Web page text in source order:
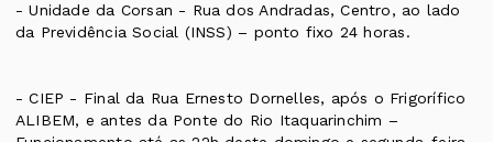
- Unidade da Corsan - Rua dos Andradas, Centro, ao lado
da Previdência Social (INSS) – ponto fixo 24 horas.
- CIEP - Final da Rua Ernesto Dornelles, após o Frigorífico
ALIBEM, e antes da Ponte do Rio Itaquarinchim –